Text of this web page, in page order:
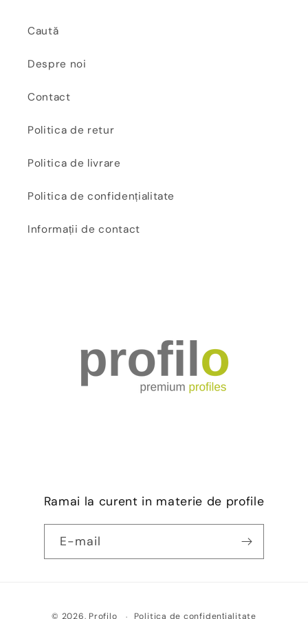
Caută
Despre noi
Contact
Politica de retur
Politica de livrare
Politica de confidențialitate
Informații de contact
Ramai la curent in materie de profile
E-mail
© 2026, Profilo Politica de confidențialitate